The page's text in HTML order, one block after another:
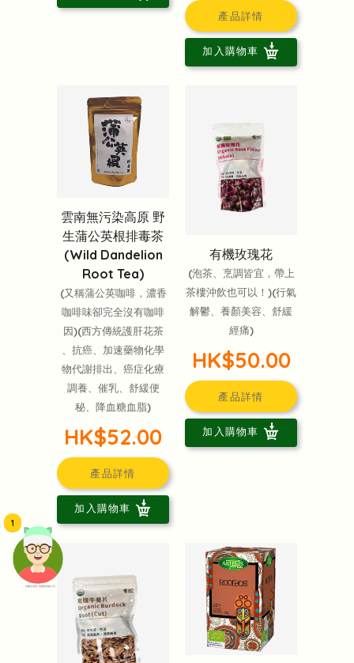
頭像生成器: 快樂家庭網上店
1
產品詳情
加入購物車
雲南無污染高原 野
生蒲公英根排毒茶
(Wild Dandelion
Root Tea)
(又稱蒲公英咖啡，濃香
咖啡味卻完全沒有咖啡
因)(西方傳統護肝花茶
、抗癌、加速藥物化學
物代謝排出、癌症化療
調養、催乳、舒緩便
秘、降血糖血脂)
HK$52.00
產品詳情
加入購物車
有機玫瑰花
(泡茶、烹調皆宜，帶上
茶樓沖飲也可以！)(行氣
解鬱、養顏美容、舒緩
經痛)
HK$50.00
產品詳情
加入購物車